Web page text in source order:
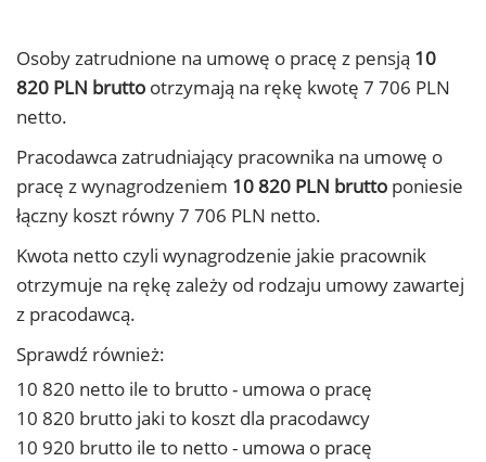
Osoby zatrudnione na umowę o pracę z pensją 10
820 PLN brutto otrzymają na rękę kwotę 7 706 PLN
netto.
Pracodawca zatrudniający pracownika na umowę o
pracę z wynagrodzeniem 10 820 PLN brutto poniesie
łączny koszt równy 7 706 PLN netto.
Kwota netto czyli wynagrodzenie jakie pracownik
otrzymuje na rękę zależy od rodzaju umowy zawartej
z pracodawcą.
Sprawdź również:
10 820 netto ile to brutto - umowa o pracę
10 820 brutto jaki to koszt dla pracodawcy
10 920 brutto ile to netto - umowa o pracę